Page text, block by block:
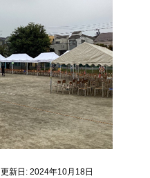
更新日: 2024年10月18日